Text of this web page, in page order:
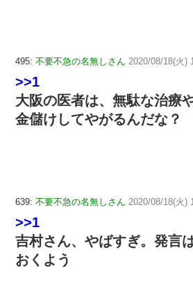
495: 不要不急の名無しさん 2020/08/18(火)
>>1
大阪の医者は、無駄な治療
金儲けしてやがるんだな？
639: 不要不急の名無しさん 2020/08/18(火)
>>1
吉村さん、やばすぎ。発言
おくよう